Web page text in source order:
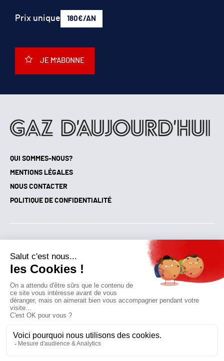
QUI SOMMES-NOUS?
MENTIONS LÉGALES
NOUS CONTACTER
POLITIQUE DE CONFIDENTIALITÉ
Mes favoris
Prix unique 180€/AN
JE M'ABONNE